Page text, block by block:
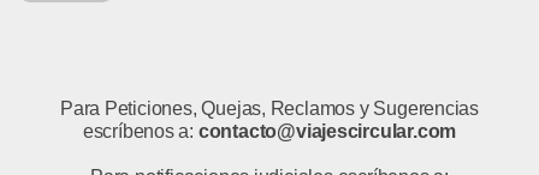
Para Peticiones, Quejas, Reclamos y Sugerencias
escríbenos a: contacto@viajescircular.com